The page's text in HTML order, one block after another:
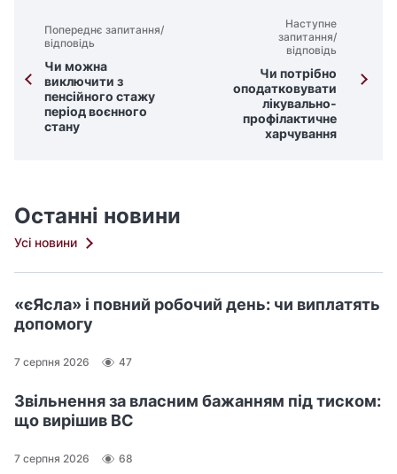
Попереднє запитання/
відповідь
Чи можна
виключити з
пенсійного стажу
період воєнного
стану
Наступне
запитання/
відповідь
Чи потрібно
оподатковувати
лікувально-
профілактичне
харчування
Останні новини
Усі новини
«єЯсла» і повний робочий день: чи виплатять
допомогу
7 серпня 2026 47
Звільнення за власним бажанням під тиском:
що вирішив ВС
7 серпня 2026 68